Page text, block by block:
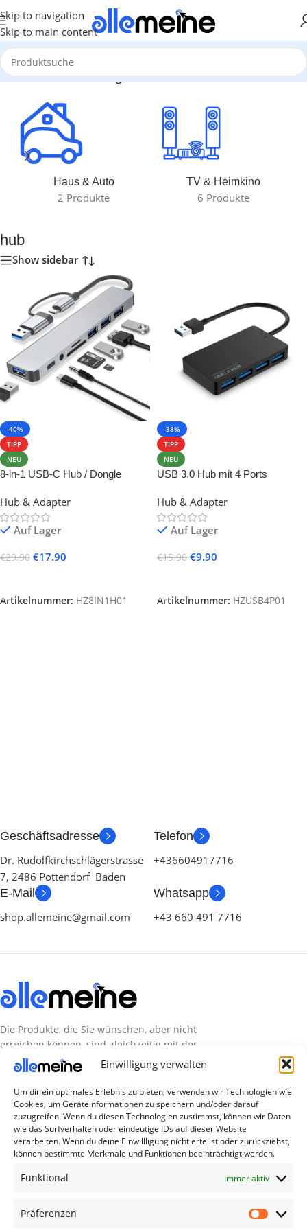
Einwilligung verwalten
Um dir ein optimales Erlebnis zu bieten, verwenden wir Technologien wie
Cookies, um Geräteinformationen zu speichern und/oder darauf
zuzugreifen. Wenn du diesen Technologien zustimmst, können wir Daten
wie das Surfverhalten oder eindeutige IDs auf dieser Website
verarbeiten. Wenn du deine Einwillligung nicht erteilst oder zurückziehst,
können bestimmte Merkmale und Funktionen beeinträchtigt werden.
Funktional Immer aktiv
Präferenzen
Skip to navigation
Skip to main content
Start/Produkte verschlagwortet mit „hub“
Haus & Auto
2 Produkte
TV & Heimkino
6 Produkte
hub
Show sidebar
-40%
TIPP
NEU
8-in-1 USB-C Hub / Dongle
Hub & Adapter
Auf Lager
€29.90 €17.90
Artikelnummer: HZ8IN1H01
-38%
TIPP
NEU
USB 3.0 Hub mit 4 Ports
Hub & Adapter
Auf Lager
€15.90 €9.90
Artikelnummer: HZUSB4P01
Geschäftsadresse
Dr. Rudolfkirchschlägerstrasse
7, 2486 Pottendorf Baden
Telefon
+436604917716
E-Mail
shop.allemeine@gmail.com
Whatsapp
+43 660 491 7716
Die Produkte, die Sie wünschen, aber nicht
erreichen können, sind gleichzeitig mit der
Welt hier.
Abonnieren Sie uns
Kategorien
TV Zubehör
Smartwatch Zubehör